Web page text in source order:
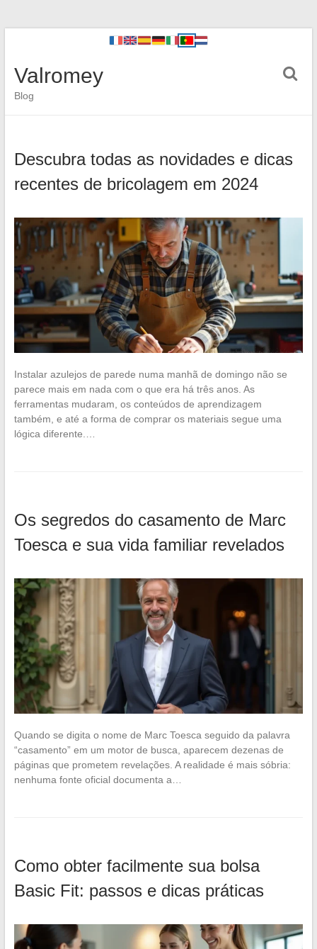
Valromey
Blog
Descubra todas as novidades e dicas
recentes de bricolagem em 2024
Instalar azulejos de parede numa manhã de domingo não se
parece mais em nada com o que era há três anos. As
ferramentas mudaram, os conteúdos de aprendizagem
também, e até a forma de comprar os materiais segue uma
lógica diferente.…
Os segredos do casamento de Marc
Toesca e sua vida familiar revelados
Quando se digita o nome de Marc Toesca seguido da palavra
“casamento” em um motor de busca, aparecem dezenas de
páginas que prometem revelações. A realidade é mais sóbria:
nenhuma fonte oficial documenta a…
Como obter facilmente sua bolsa
Basic Fit: passos e dicas práticas